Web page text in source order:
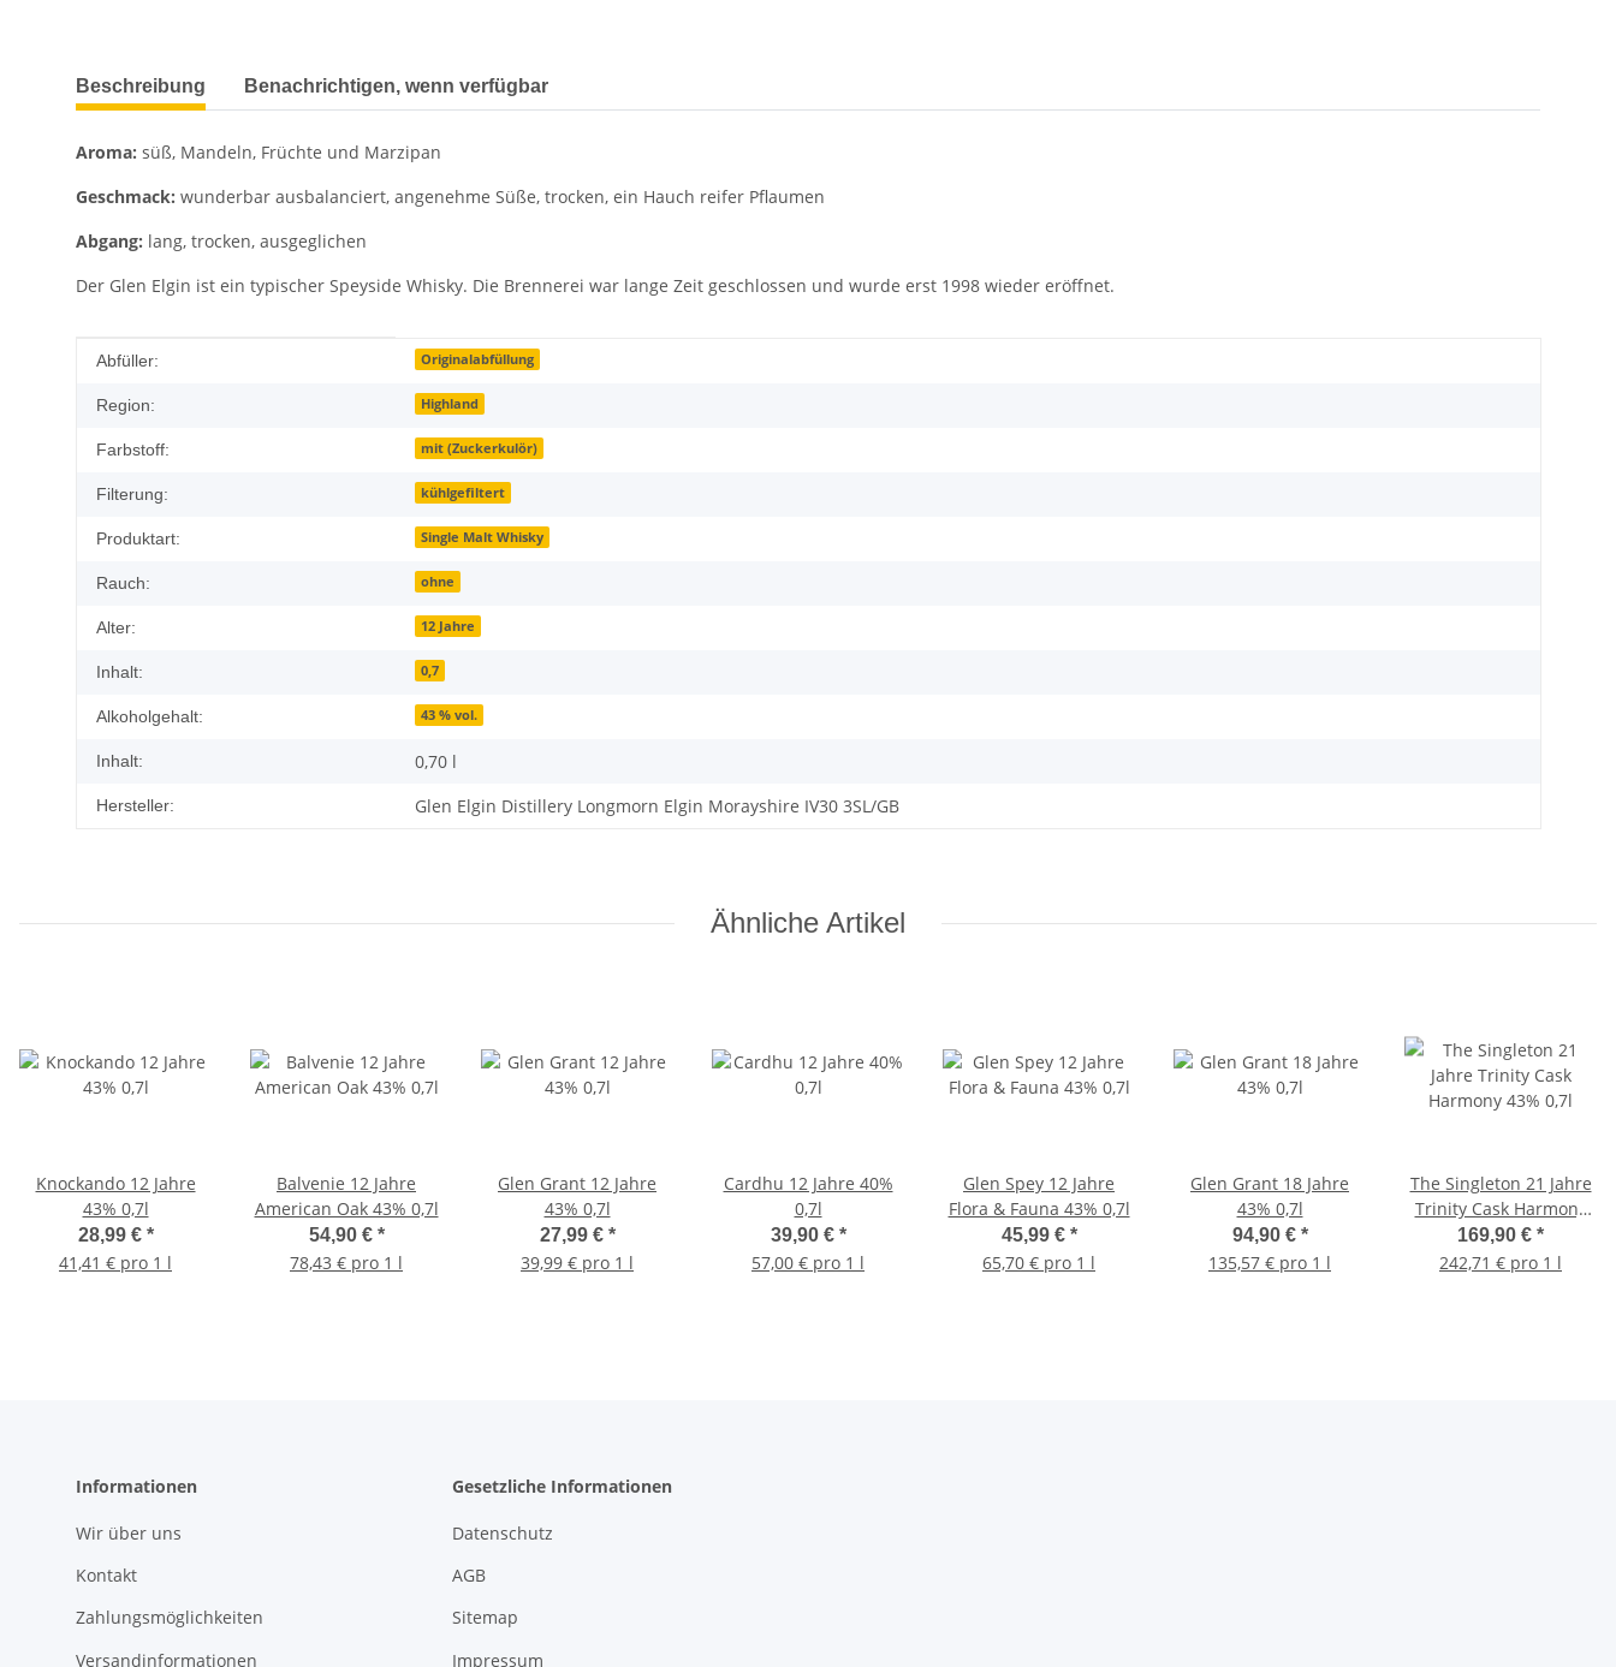
weitere Registerkarten anzeigen
Beschreibung Benachrichtigen, wenn verfügbar
Aroma: süß, Mandeln, Früchte und Marzipan
Geschmack: wunderbar ausbalanciert, angenehme Süße, trocken, ein Hauch reifer Pflaumen
Abgang: lang, trocken, ausgeglichen
Der Glen Elgin ist ein typischer Speyside Whisky. Die Brennerei war lange Zeit geschlossen und wurde erst 1998 wieder eröffnet.
Produkteigenschaft
Wert
Abfüller: Originalabfüllung
Region: Highland
Farbstoff: mit (Zuckerkulör)
Filterung: kühlgefiltert
Produktart: Single Malt Whisky
Rauch: ohne
Alter: 12 Jahre
Inhalt: 0,7
Alkoholgehalt: 43 % vol.
Inhalt: 0,70 l
Hersteller: Glen Elgin Distillery Longmorn Elgin Morayshire IV30 3SL/GB
Ähnliche Artikel
Knockando 12 Jahre
43% 0,7l
28,99 € *
41,41 € pro 1 l
Balvenie 12 Jahre
American Oak 43% 0,7l
54,90 € *
78,43 € pro 1 l
Glen Grant 12 Jahre
43% 0,7l
27,99 € *
39,99 € pro 1 l
Cardhu 12 Jahre 40%
0,7l
39,90 € *
57,00 € pro 1 l
Glen Spey 12 Jahre
Flora & Fauna 43% 0,7l
45,99 € *
65,70 € pro 1 l
Glen Grant 18 Jahre
43% 0,7l
94,90 € *
135,57 € pro 1 l
The Singleton 21 Jahre
Trinity Cask Harmony
43% 0,7l
169,90 € *
242,71 € pro 1 l
Informationen
Wir über uns
Kontakt
Zahlungsmöglichkeiten
Versandinformationen
Gesetzliche Informationen
Datenschutz
AGB
Sitemap
Impressum